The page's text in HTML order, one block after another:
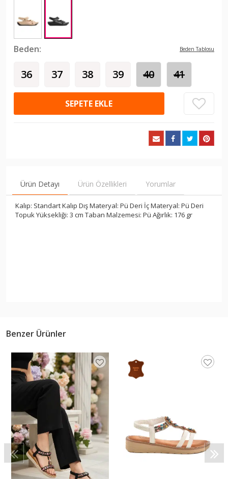
Beden: Beden Tablosu
36 37 38 39 40 41
SEPETE EKLE
Ürün Detayı Ürün Özellikleri Yorumlar
Kalıp: Standart Kalıp Dış Materyal: Pü Deri İç Materyal: Pü Deri
Topuk Yüksekliği: 3 cm Taban Malzemesi: Pü Ağırlık: 176 gr
Benzer Ürünler